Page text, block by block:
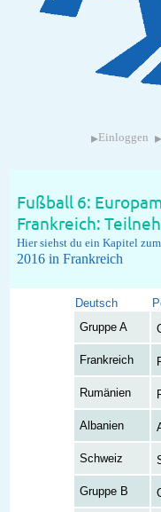
▸ Einloggen ▸
Fußball 6:
Frankreich:
Hier siehst du ein Kapitel
2016 in Frankreich
Deutsch
Gruppe A
Frankreich
Rumänien
Albanien
Schweiz
Gruppe B